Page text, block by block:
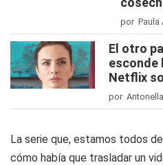
por Paula
El otro
esconde
Netflix
por
La serie que, estamos todos
cómo había que trasladar un